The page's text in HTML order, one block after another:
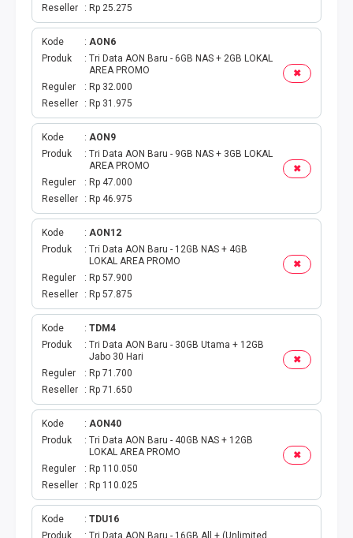
Reseller
Rp 25.275
✖
Kode
AON6
Produk
Tri Data AON Baru - 6GB NAS + 2GB LOKAL
AREA PROMO
Reguler
Rp 32.000
Reseller
Rp 31.975
✖
Kode
AON9
Produk
Tri Data AON Baru - 9GB NAS + 3GB LOKAL
AREA PROMO
Reguler
Rp 47.000
Reseller
Rp 46.975
✖
Kode
AON12
Produk
Tri Data AON Baru - 12GB NAS + 4GB
LOKAL AREA PROMO
Reguler
Rp 57.900
Reseller
Rp 57.875
✖
Kode
TDM4
Produk
Tri Data AON Baru - 30GB Utama + 12GB
Jabo 30 Hari
Reguler
Rp 71.700
Reseller
Rp 71.650
✖
Kode
AON40
Produk
Tri Data AON Baru - 40GB NAS + 12GB
LOKAL AREA PROMO
Reguler
Rp 110.050
Reseller
Rp 110.025
Kode
TDU16
Produk
Tri Data AON Baru - 16GB All + (Unlimited